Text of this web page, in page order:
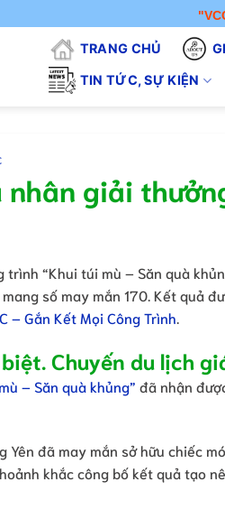
"VCC - VÌ
TRANG CHỦ
TIN TỨC, SỰ KIỆN
nhân giải
“Khui túi mù – Săn quà
số may mắn 170. Kết quả
– Gắn Kết Mọi Công Trình
Chuyến du lịch
– Săn quà khủng” đã nhận
Yên đã may mắn sở hữu chiếc
khắc công bố kết quả tạo